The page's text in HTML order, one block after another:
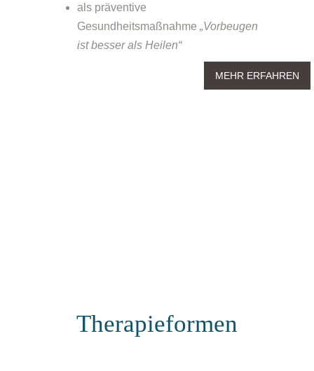
als präventive
Gesundheitsmaßnahme „Vorbeugen
ist besser als Heilen“
MEHR ERFAHREN
Therapieformen